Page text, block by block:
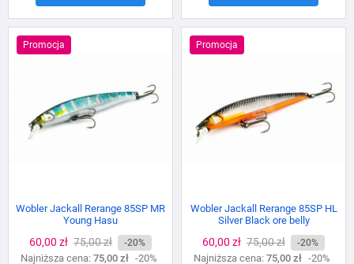
Promocja
Wobler Jackall Rerange 85SP MR
Young Hasu
Cena
60,00 zł Cena
podstawowa
75,00 zł -20%
Najniższa cena: 75,00 zł -20%
Promocja
Wobler Jackall Rerange 85SP HL
Silver Black ore belly
Cena
60,00 zł Cena
podstawowa
75,00 zł -20%
Najniższa cena: 75,00 zł -20%